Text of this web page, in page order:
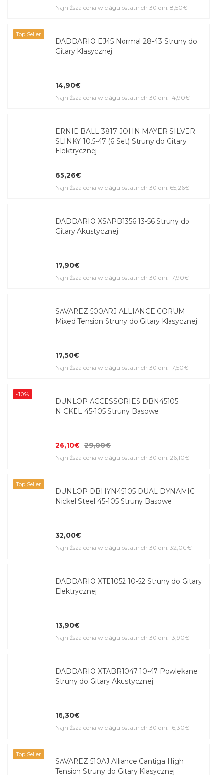
Najniższa cena w ciągu ostatnich 30 dni: 8,50€
Top Seller
DADDARIO EJ45 Normal 28-43 Struny do
Gitary Klasycznej
14,90€
Najniższa cena w ciągu ostatnich 30 dni: 14,90€
ERNIE BALL 3817 JOHN MAYER SILVER
SLINKY 10.5-47 (6 Set) Struny do Gitary
Elektrycznej
65,26€
Najniższa cena w ciągu ostatnich 30 dni: 65,26€
DADDARIO XSAPB1356 13-56 Struny do
Gitary Akustycznej
17,90€
Najniższa cena w ciągu ostatnich 30 dni: 17,90€
SAVAREZ 500ARJ ALLIANCE CORUM
Mixed Tension Struny do Gitary Klasycznej
17,50€
Najniższa cena w ciągu ostatnich 30 dni: 17,50€
-10%
DUNLOP ACCESSORIES DBN45105
NICKEL 45-105 Struny Basowe
26,10€ 29,00€
Najniższa cena w ciągu ostatnich 30 dni: 26,10€
Top Seller
DUNLOP DBHYN45105 DUAL DYNAMIC
Nickel Steel 45-105 Struny Basowe
32,00€
Najniższa cena w ciągu ostatnich 30 dni: 32,00€
DADDARIO XTE1052 10-52 Struny do Gitary
Elektrycznej
13,90€
Najniższa cena w ciągu ostatnich 30 dni: 13,90€
DADDARIO XTABR1047 10-47 Powlekane
Struny do Gitary Akustycznej
16,30€
Najniższa cena w ciągu ostatnich 30 dni: 16,30€
Top Seller
SAVAREZ 510AJ Alliance Cantiga High
Tension Struny do Gitary Klasycznej